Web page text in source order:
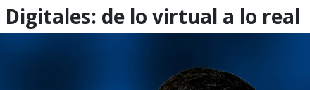
Digitales: de lo virtual a lo real